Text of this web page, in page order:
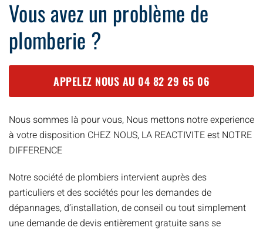
Vous avez un problème de
plomberie ?
APPELEZ NOUS AU 04 82 29 65 06
Nous sommes là pour vous, Nous mettons notre experience
à votre disposition CHEZ NOUS, LA REACTIVITE est NOTRE
DIFFERENCE
Notre société de plombiers intervient auprès des
particuliers et des sociétés pour les demandes de
dépannages, d’installation, de conseil ou tout simplement
une demande de devis entièrement gratuite sans se